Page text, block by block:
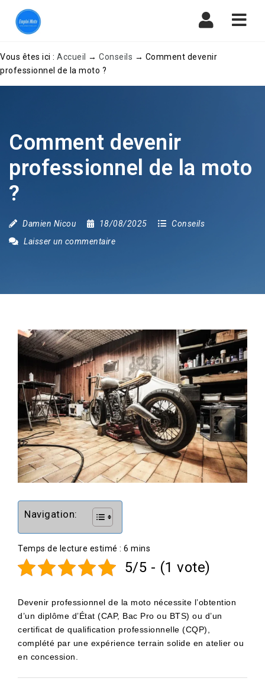
Vous êtes ici : Accueil → Conseils → Comment devenir
professionnel de la moto ?
Comment devenir
professionnel de la moto
?
Damien Nicou 18/08/2025
Conseils
Laisser un commentaire
Navigation:
5/5 - (1 vote)
Devenir professionnel de la moto nécessite l’obtention
d’un diplôme d’État (CAP, Bac Pro ou BTS) ou d’un
certificat de qualification professionnelle (CQP),
complété par une expérience terrain solide en atelier ou
en concession.